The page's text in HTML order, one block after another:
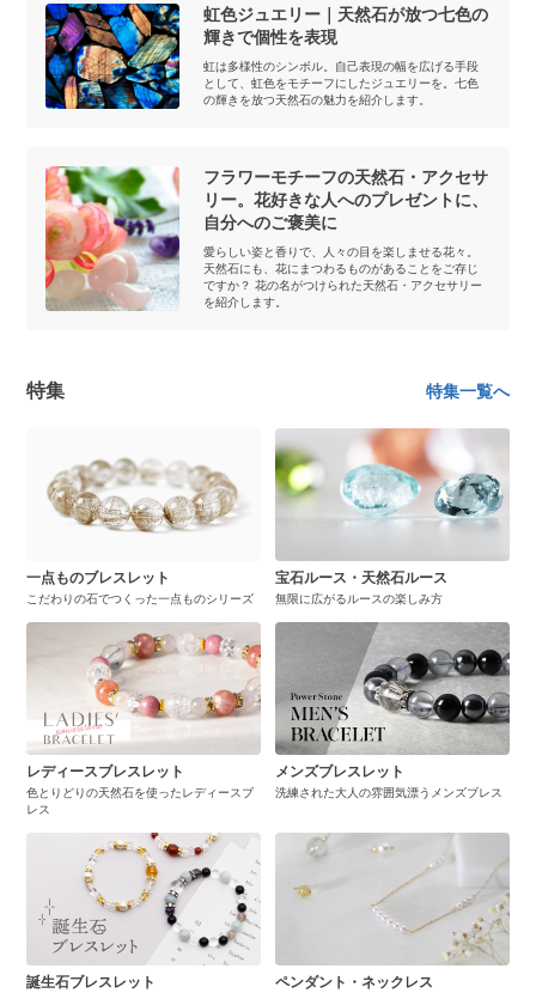
虹色ジュエリー｜天然石が放つ七色の
輝きで個性を表現
虹は多様性のシンボル。自己表現の幅を広げる手段
として、虹色をモチーフにしたジュエリーを。七色
の輝きを放つ天然石の魅力を紹介します。
フラワーモチーフの天然石・アクセサ
リー。花好きな人へのプレゼントに、
自分へのご褒美に
愛らしい姿と香りで、人々の目を楽しませる花々。
天然石にも、花にまつわるものがあることをご存じ
ですか？ 花の名がつけられた天然石・アクセサリー
を紹介します。
特集 特集一覧へ
一点ものブレスレット
こだわりの石でつくった一点ものシリーズ
宝石ルース・天然石ルース
無限に広がるルースの楽しみ方
レディースブレスレット
色とりどりの天然石を使ったレディースブ
レス
メンズブレスレット
洗練された大人の雰囲気漂うメンズブレス
誕生石ブレスレット ペンダント・ネックレス